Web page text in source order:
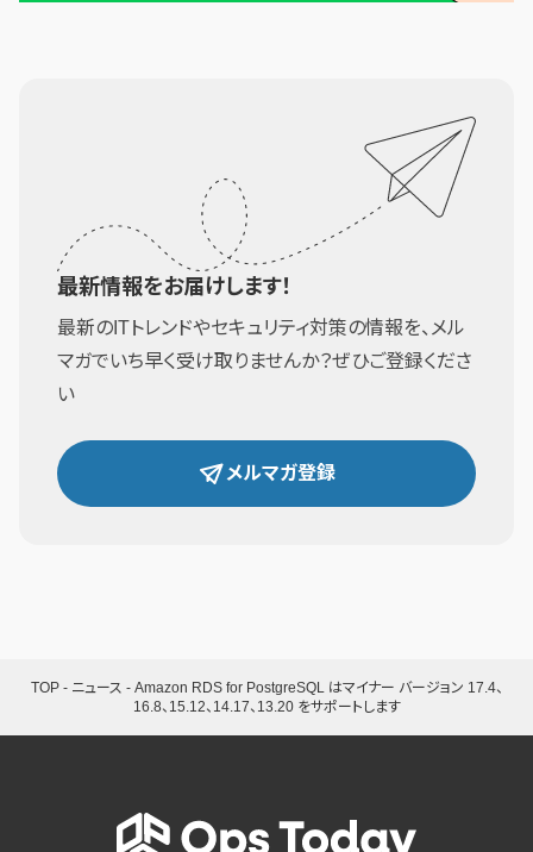
最新情報をお届けします！
最新のITトレンドやセキュリティ対策の情報を、メル
マガでいち早く受け取りませんか？ぜひご登録くださ
い
メルマガ登録
TOP- ニュース - Amazon RDS for PostgreSQL はマイナー バージョン 17.4、
16.8、15.12、14.17、13.20 をサポートします